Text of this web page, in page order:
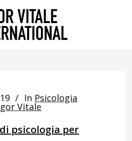
In Psicologia
Vitale
psicologia per